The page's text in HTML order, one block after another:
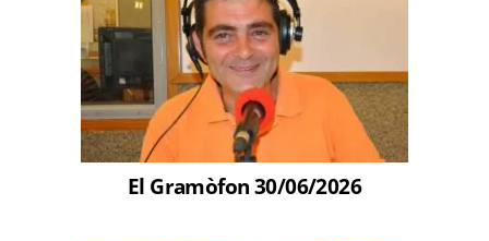
El Gramòfon 30/06/2026